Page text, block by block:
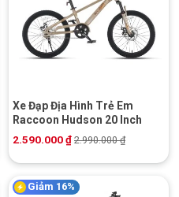
Xe Đạp Địa Hình Trẻ Em
Raccoon Hudson 20 Inch
2.590.000₫ 2.990.000₫
Giảm 16%